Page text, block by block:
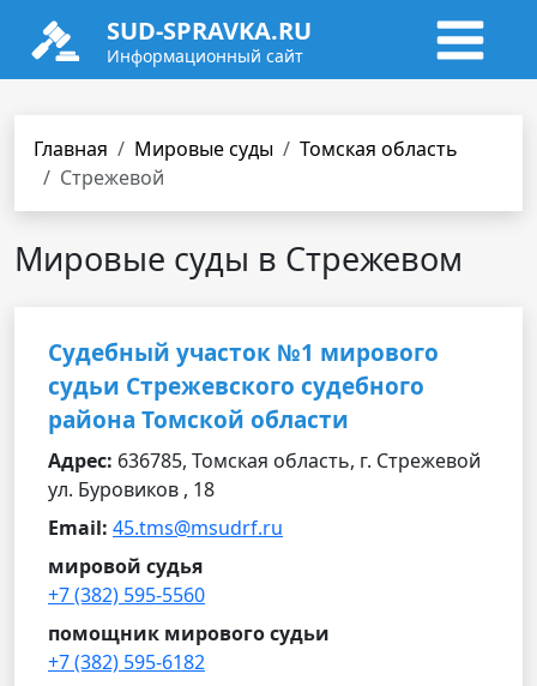
SUD-SPRAVKA.RU
Информационный сайт
Главная Мировые суды
Томская область
Стрежевой
Мировые суды в Стрежевом
Судебный участок №1 мирового
судьи Стрежевского судебного
района Томской области
Адрес: 636785, Томская область, г. Стрежевой
ул. Буровиков , 18
Email: 45.tms@msudrf.ru
мировой судья
+7 (382) 595-5560
помощник мирового судьи
+7 (382) 595-6182